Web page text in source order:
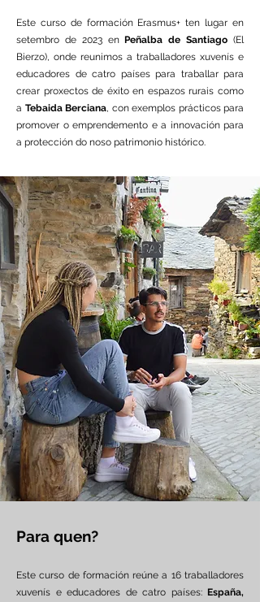
Este curso de formación Erasmus+ ten lugar en
setembro de 2023 en Peñalba de Santiago(El
Bierzo), onde reunimos a traballadores xuvenís e
educadores de catro países para traballar para
crear proxectos de éxito en espazos rurais como
a Tebaida Berciana, con exemplos prácticos para
promover o emprendemento e a innovación para
a protección do noso patrimonio histórico.
Para quen?
Este curso de formación reúne a 16 traballadores
xuvenís e educadores de catro países: España,